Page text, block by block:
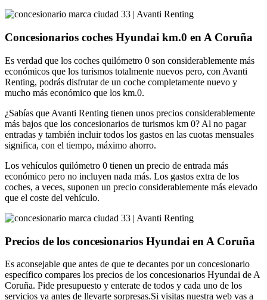
Concesionarios coches Hyundai km.0 en A Coruña
Es verdad que los coches quilómetro 0 son considerablemente más
económicos que los turismos totalmente nuevos pero, con Avanti
Renting, podrás disfrutar de un coche completamente nuevo y
mucho más económico que los km.0.
¿Sabías que Avanti Renting tienen unos precios considerablemente
más bajos que los concesionarios de turismos km 0? Al no pagar
entradas y también incluir todos los gastos en las cuotas mensuales
significa, con el tiempo, máximo ahorro.
Los vehículos quilómetro 0 tienen un precio de entrada más
económico pero no incluyen nada más. Los gastos extra de los
coches, a veces, suponen un precio considerablemente más elevado
que el coste del vehículo.
Precios de los concesionarios Hyundai en A Coruña
Es aconsejable que antes de que te decantes por un concesionario
específico compares los precios de los concesionarios Hyundai de A
Coruña. Pide presupuesto y enterate de todos y cada uno de los
servicios ya antes de llevarte sorpresas.Si visitas nuestra web vas a